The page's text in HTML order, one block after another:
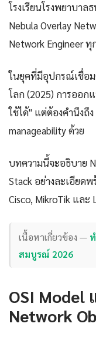
โรงเรียนโรงพยาบา
Nebula Overlay
Network Engineer ทุ
ในยุคที่มีอุปกรณ์เชื่อ
โลก (2025) การออก
ใช้ได้" แต่ต้องคำนึงถึ
manageability ด้วย
บทความนี้จะอธิบาย
Stack อย่างละเอียด
Cisco, MikroTik แล
เนื้อหาเกี่ยวข้อง —
สมบูรณ์ 2026
OSI Model
Network